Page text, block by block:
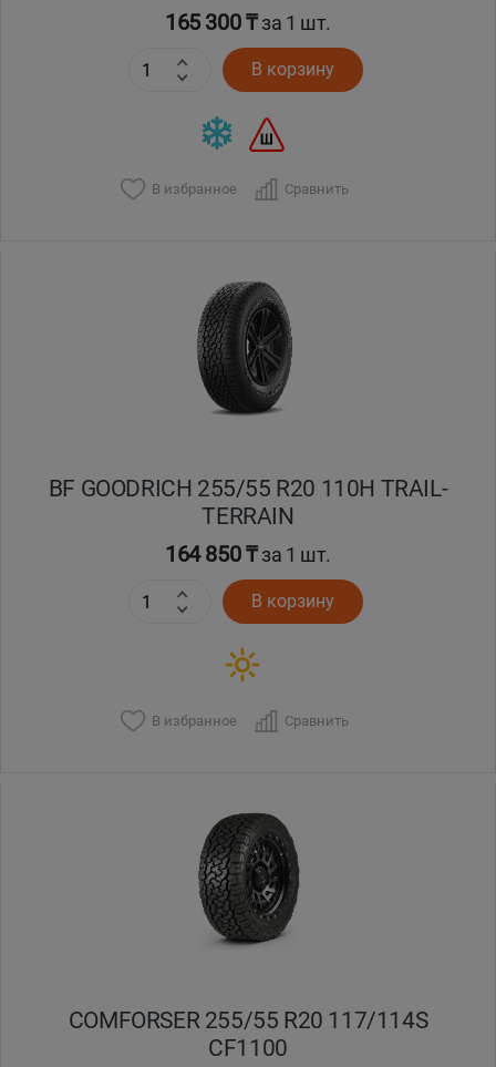
165 300 ₸за 1 шт.
В корзину
В избранное Сравнить
BF GOODRICH 255/55 R20 110H TRAIL-
TERRAIN
164 850 ₸за 1 шт.
В корзину
В избранное Сравнить
COMFORSER 255/55 R20 117/114S
CF1100